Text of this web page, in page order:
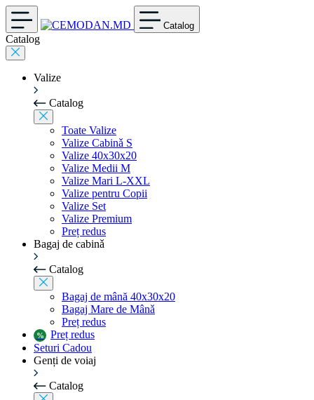
Catalog
Catalog
Valize
Catalog
Toate Valize
Valize Cabinǎ S
Valize 40x30x20
Valize Medii M
Valize Mari L-XXL
Valize pentru Copii
Valize Set
Valize Premium
Preț redus
Bagaj de cabinǎ
Catalog
Bagaj de mână 40x30x20
Bagaj Mare de Mânǎ
Preț redus
Preț redus
Seturi Cadou
Genți de voiaj
Catalog